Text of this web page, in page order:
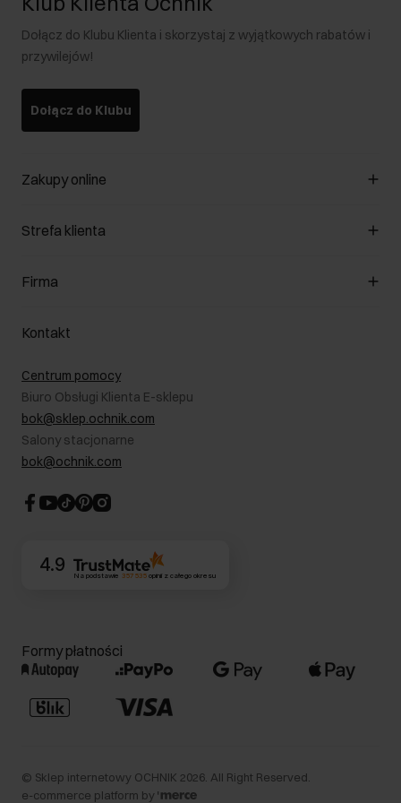
Dołącz do Klubu Klienta i skorzystaj z wyjątkowych rabatów i
przywilejów!
Dołącz do Klubu
Zakupy online
Zarządzaj cookies
Formy płatności
Jak dokonać zwrotu?
Strefa klienta
Klub Klienta
Zwróć produkty
W podróży
Karta podarunkowa
Bezpieczne zakupy
Blog
Firma
O nas
Salony
B2B - Sprzedaż dla firm
RODO- Polityka prywatności
Informacje prawne
Dla akcjonariuszy
CSR
Kontakt
Centrum pomocy
Biuro Obsługi Klienta E-sklepu
bok@sklep.ochnik.com
Salony stacjonarne
bok@ochnik.com
4.9
Na podstawie 357 535opinii z całego okresu
Formy płatności
© Sklep internetowy OCHNIK 2026 . All Right Reserved.
e-commerce platform by